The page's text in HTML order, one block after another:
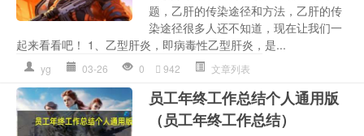
题，乙肝的传染途径和方法，乙肝的传
染途径很多人还不知道，现在让我们一
起来看看吧！ 1、乙型肝炎，即病毒性乙型肝炎，是...
yg 03-26 0 942 文章列表
员工年终工作总结个人通用版
（员工年终工作总结）